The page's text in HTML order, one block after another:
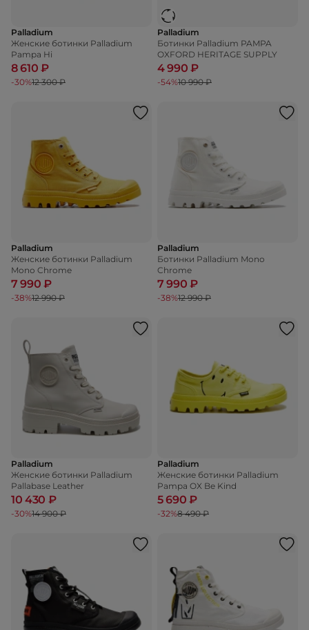
Palladium
Женские ботинки Palladium
Pampa Hi
8 610 ₽
-30%12 300 ₽
Palladium
Ботинки Palladium PAMPA
OXFORD HERITAGE SUPPLY
4 990 ₽
-54%10 990 ₽
Palladium
Женские ботинки Palladium
Mono Chrome
7 990 ₽
-38%12 990 ₽
Palladium
Ботинки Palladium Mono
Chrome
7 990 ₽
-38%12 990 ₽
Palladium
Женские ботинки Palladium
Pallabase Leather
10 430 ₽
-30%14 900 ₽
Palladium
Женские ботинки Palladium
Pampa OX Be Kind
5 690 ₽
-32%8 490 ₽